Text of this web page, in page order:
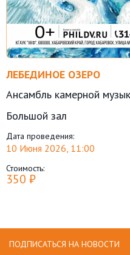
ЛЕБЕДИНОЕ ОЗЕРО
Ансамбль камерной
Большой зал
Дата проведения:
10 Июня 2026, 11:00
Стоимость:
350 ₽
ПОДПИСАТЬСЯ НА НОВОСТИ